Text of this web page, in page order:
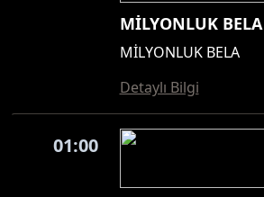
MİLYONLUK BELA
MİLYONLUK BELA
Detaylı Bilgi
01:00